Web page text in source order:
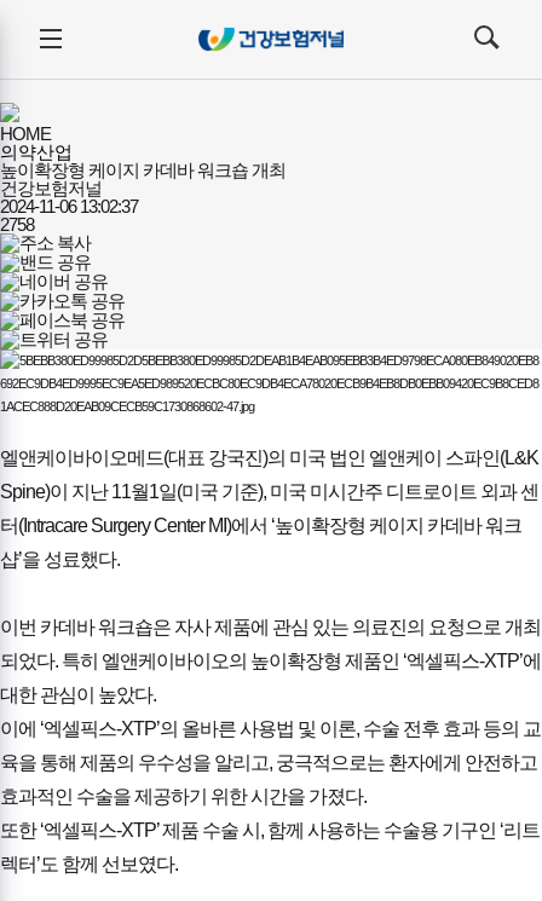
필수의료배상보험
전체메뉴
열기/
검색
열기/
HOME
의약산업
높이확장형 케이지 카데바 워크숍 개최
건강보험저널
2024-11-06 13:02:37
2758
엘앤케이바이오메드(대표 강국진)의 미국 법인 엘앤케이 스파인(L&K
Spine)이 지난 11월1일(미국 기준), 미국 미시간주 디트로이트 외과 센
터(Intracare Surgery Center MI)에서 ‘높이확장형 케이지 카데바 워크
샵’을 성료했다.
이번 카데바 워크숍은 자사 제품에 관심 있는 의료진의 요청으로 개최
되었다. 특히 엘앤케이바이오의 높이확장형 제품인 ‘엑셀픽스-XTP’에
대한 관심이 높았다.
이에 ‘엑셀픽스-XTP’의 올바른 사용법 및 이론, 수술 전후 효과 등의 교
육을 통해 제품의 우수성을 알리고, 궁극적으로는 환자에게 안전하고
효과적인 수술을 제공하기 위한 시간을 가졌다.
또한 ‘엑셀픽스-XTP’ 제품 수술 시, 함께 사용하는 수술용 기구인 ‘리트
렉터’도 함께 선보였다.